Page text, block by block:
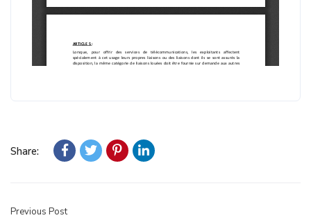
Share:
Previous Post